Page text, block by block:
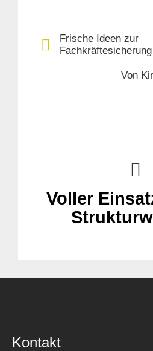
Frische Ideen zur
Von
Voller
Kontakt